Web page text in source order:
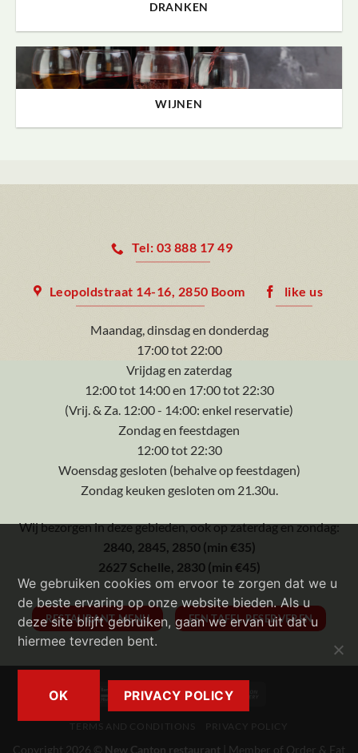
DRANKEN
WIJNEN
Tel: 03 888 17 49
Leopoldstraat 14-16, 2850 Boom like us
Maandag, dinsdag en donderdag
17:00 tot 22:00
Vrijdag en zaterdag
12:00 tot 14:00 en 17:00 tot 22:30
(Vrij. & Za. 12:00 - 14:00: enkel reservatie)
Zondag en feestdagen
12:00 tot 22:30
Woensdag gesloten (behalve op feestdagen)
Zondag keuken gesloten om 21.30u.
Wij bezorgen in deze gebieden, ook op zaterdag en zondag:
2840, 2845, 2850 (min €35)
2627 Schelle, 2830 (min €45)
RESTAURANT MENU EEN TAFEL RESERVEREN
BancontactVisa MasterCard
Copyright 2026 © New Canton restaurant | Member of Order & Eat
We gebruiken cookies om ervoor te zorgen dat we u
de beste ervaring op onze website bieden. Als u
deze site blijft gebruiken, gaan we ervan uit dat u
hiermee tevreden bent.
OK PRIVACY POLICY